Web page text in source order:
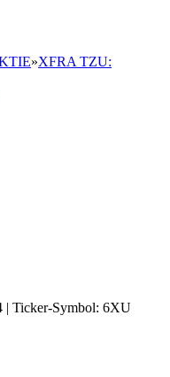
»XFRA TZU:
| Ticker-Symbol: 6XU